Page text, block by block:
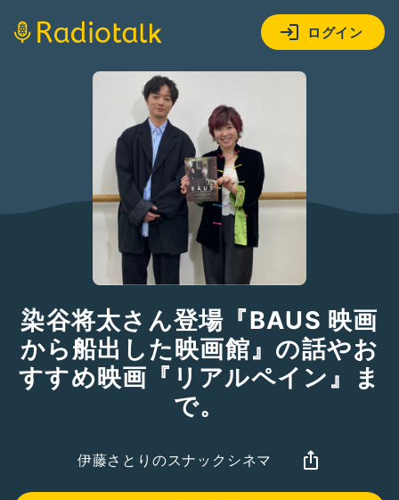
ログイン
染谷将太さん登場『BAUS 映画
から船出した映画館』の話やお
すすめ映画『リアルペイン』ま
で。
伊藤さとりのスナックシネマ